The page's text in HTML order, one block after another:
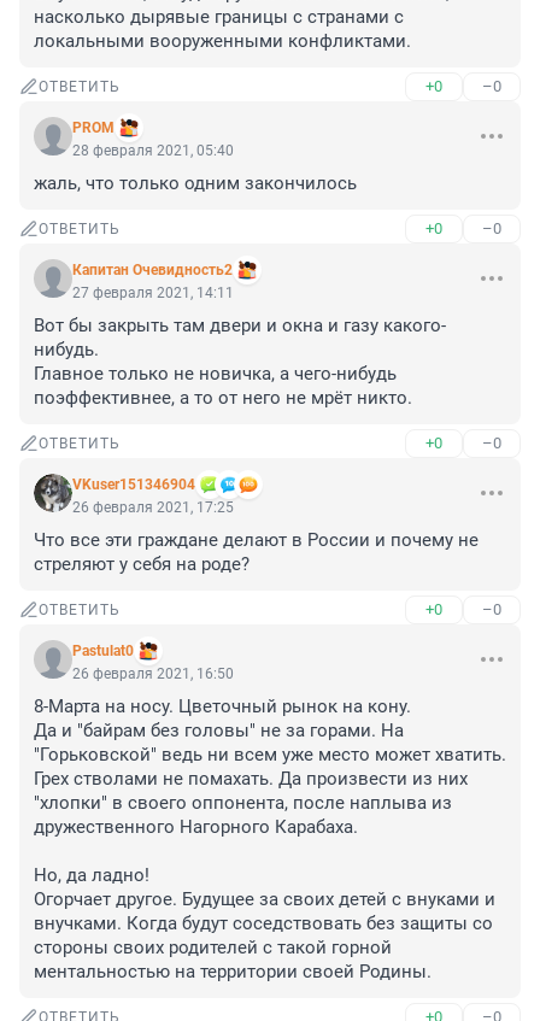
насколько дырявые границы с странами с
локальными вооруженными конфликтами.
ОТВЕТИТЬ +0 –0
PROM
28 февраля 2021, 05:40
жаль, что только одним закончилось
ОТВЕТИТЬ +0 –0
Капитан Очевидность2
27 февраля 2021, 14:11
Вот бы закрыть там двери и окна и газу какого-
нибудь.
Главное только не новичка, а чего-нибудь
поэффективнее, а то от него не мрёт никто.
ОТВЕТИТЬ +0 –0
VKuser151346904
26 февраля 2021, 17:25
Что все эти граждане делают в России и почему не
стреляют у себя на роде?
ОТВЕТИТЬ +0 –0
Pastulat0
26 февраля 2021, 16:50
8-Марта на носу. Цветочный рынок на кону.
Да и "байрам без головы" не за горами. На
"Горьковской" ведь ни всем уже место может хватить.
Грех стволами не помахать. Да произвести из них
"хлопки" в своего оппонента, после наплыва из
дружественного Нагорного Карабаха.
Но, да ладно!
Огорчает другое. Будущее за своих детей с внуками и
внучками. Когда будут соседствовать без защиты со
стороны своих родителей с такой горной
ментальностью на территории своей Родины.
ОТВЕТИТЬ +0 –0